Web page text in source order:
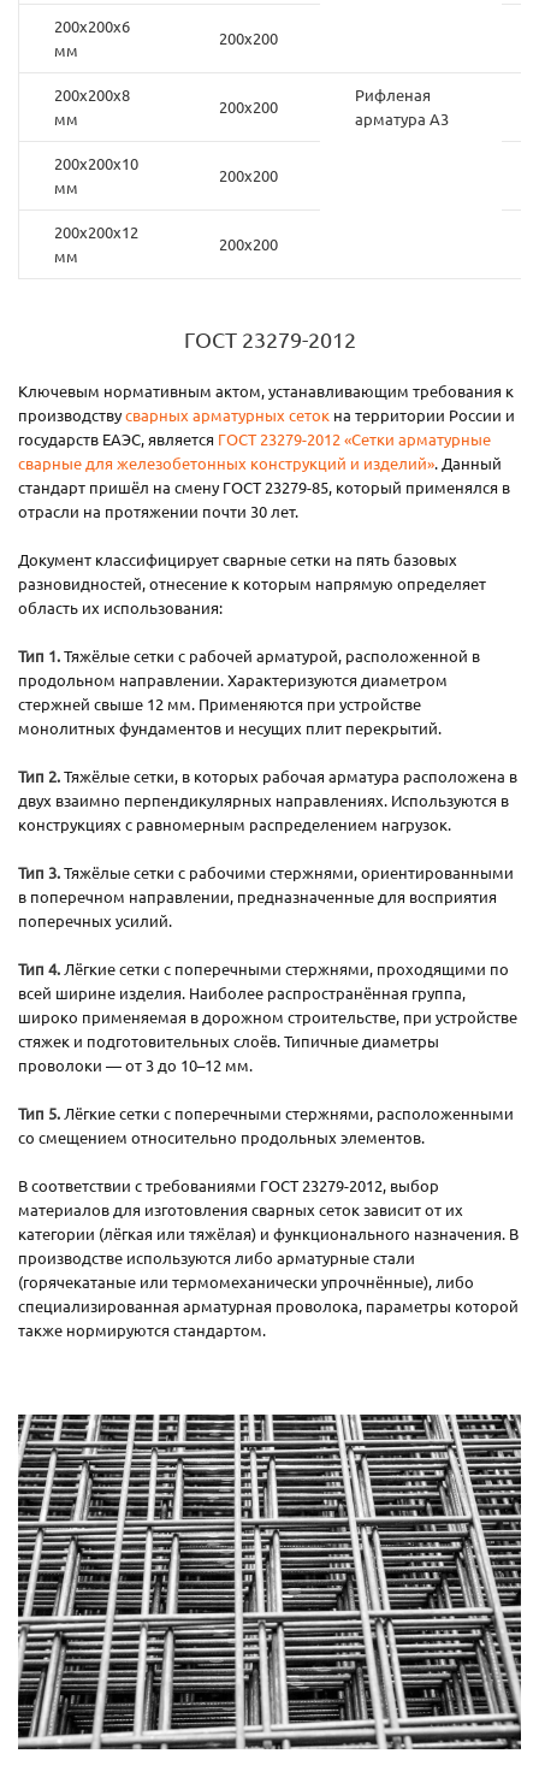
200х200х6
мм
200х200
200х200х8
мм
200х200
Рифленая
арматура А3
200х200х10
мм
200х200
200х200х12
мм
200х200
ГОСТ 23279-2012
Ключевым нормативным актом, устанавливающим требования к
производствусварных арматурных сеток на территории России и
государств ЕАЭС, является ГОСТ 23279-2012 «Сетки арматурные
сварные для железобетонных конструкций и изделий». Данный
стандарт пришёл на смену ГОСТ 23279-85, который применялся в
отрасли на протяжении почти 30 лет.
Документ классифицирует сварные сетки на пять базовых
разновидностей, отнесение к которым напрямую определяет
область их использования:
Тип 1.Тяжёлые сетки с рабочей арматурой, расположенной в
продольном направлении. Характеризуются диаметром
стержней свыше 12 мм. Применяются при устройстве
монолитных фундаментов и несущих плит перекрытий.
Тип 2.Тяжёлые сетки, в которых рабочая арматура расположена в
двух взаимно перпендикулярных направлениях. Используются в
конструкциях с равномерным распределением нагрузок.
Тип 3.Тяжёлые сетки с рабочими стержнями, ориентированными
в поперечном направлении, предназначенные для восприятия
поперечных усилий.
Тип 4. Лёгкие сетки с поперечными стержнями, проходящими по
всей ширине изделия. Наиболее распространённая группа,
широко применяемая в дорожном строительстве, при устройстве
стяжек и подготовительных слоёв. Типичные диаметры
проволоки — от 3 до 10–12 мм.
Тип 5. Лёгкие сетки с поперечными стержнями, расположенными
со смещением относительно продольных элементов.
В соответствии с требованиями ГОСТ 23279-2012, выбор
материалов для изготовления сварных сеток зависит от их
категории (лёгкая или тяжёлая) и функционального назначения. В
производстве используются либо арматурные стали
(горячекатаные или термомеханически упрочнённые), либо
специализированная арматурная проволока, параметры которой
также нормируются стандартом.